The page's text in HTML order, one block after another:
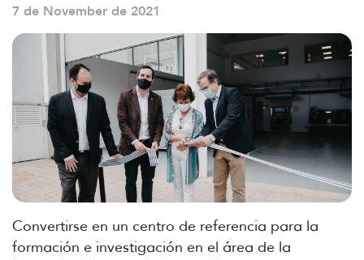
7 de November de 2021
Convertirse en un centro de referencia para la
formación e investigación en el área de la